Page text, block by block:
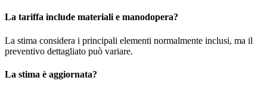
La tariffa include materiali e manodopera?
La stima considera i principali elementi normalmente inclusi, ma il
preventivo dettagliato può variare.
La stima è aggiornata?